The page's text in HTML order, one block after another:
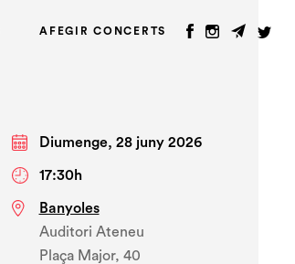
AFEGIR CONCERTS
Diumenge, 28 juny 2026
17:30h
Banyoles
Auditori Ateneu
Plaça Major, 40